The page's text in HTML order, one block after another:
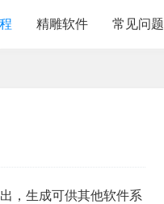
精雕软件 常见问题
，生成可供其他软件系